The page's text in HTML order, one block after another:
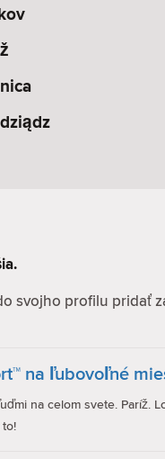
svojho profilu pridať
na ľubovoľné
na celom svete. Paríž.